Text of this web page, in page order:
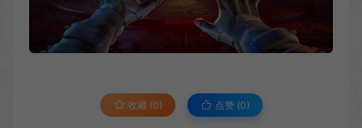
收藏 (0) 点赞 (0)